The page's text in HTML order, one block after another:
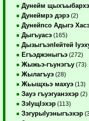
Дунейм
Дунеймрэ дэрэ (2)
Дунейпсо Адыгэ
Дыгъуасэ (165)
ДызыгъэпIейтей
Егъэджэныгъэ (272)
Жыжьэ-гъунэгъу (73)
Жылагъуэ (28)
Жьыщхьэ махуэ (13)
Зауэ гъуэгуанэхэр (2)
ЗэIущIэхэр (113)
ЗэгурыIуэныгъэхэр